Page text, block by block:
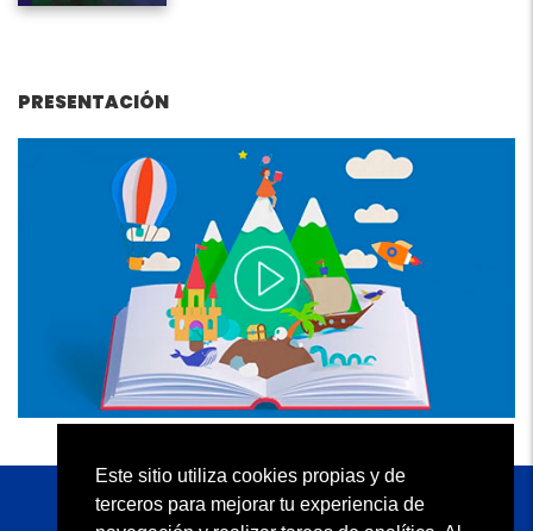
Este sitio utiliza cookies propias y de
terceros para mejorar tu experiencia de
PRESENTACIÓN